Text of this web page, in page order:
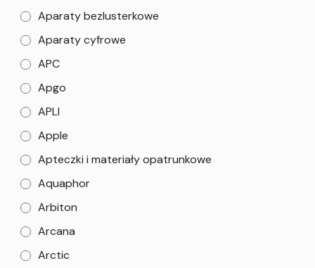
Aparaty bezlusterkowe
Aparaty cyfrowe
APC
Apgo
APLI
Apple
Apteczki i materiały opatrunkowe
Aquaphor
Arbiton
Arcana
Arctic